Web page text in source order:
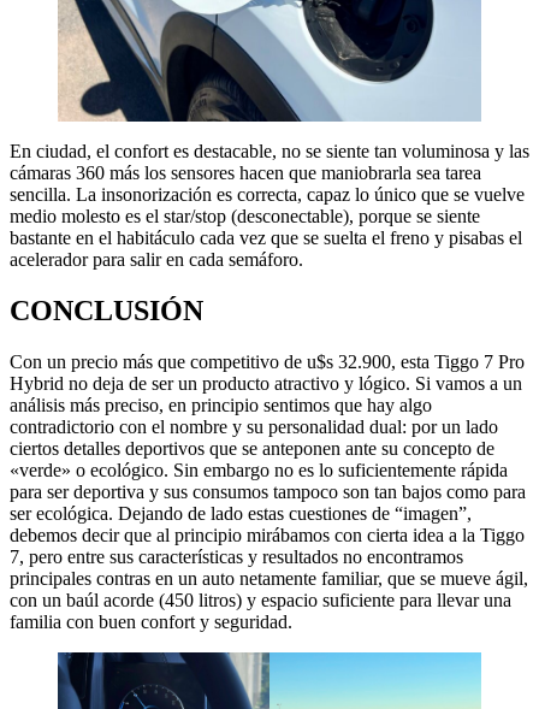
En ciudad, el confort es destacable, no se siente tan voluminosa y las
cámaras 360 más los sensores hacen que maniobrarla sea tarea
sencilla. La insonorización es correcta, capaz lo único que se vuelve
medio molesto es el star/stop (desconectable), porque se siente
bastante en el habitáculo cada vez que se suelta el freno y pisabas el
acelerador para salir en cada semáforo.
CONCLUSIÓN
Con un precio más que competitivo de u$s 32.900, esta Tiggo 7 Pro
Hybrid no deja de ser un producto atractivo y lógico. Si vamos a un
análisis más preciso, en principio sentimos que hay algo
contradictorio con el nombre y su personalidad dual: por un lado
ciertos detalles deportivos que se anteponen ante su concepto de
«verde» o ecológico. Sin embargo no es lo suficientemente rápida
para ser deportiva y sus consumos tampoco son tan bajos como para
ser ecológica. Dejando de lado estas cuestiones de “imagen”,
debemos decir que al principio mirábamos con cierta idea a la Tiggo
7, pero entre sus características y resultados no encontramos
principales contras en un auto netamente familiar, que se mueve ágil,
con un baúl acorde (450 litros) y espacio suficiente para llevar una
familia con buen confort y seguridad.